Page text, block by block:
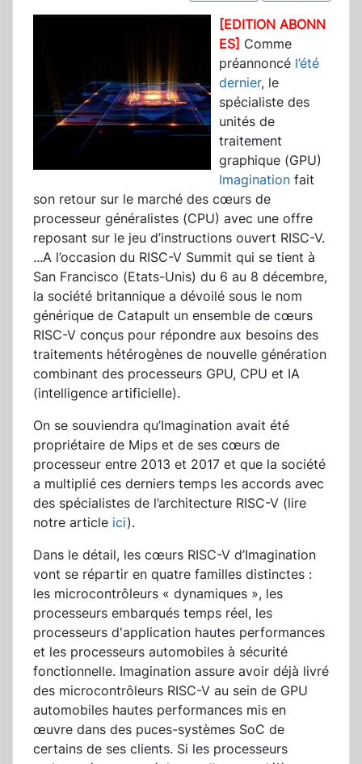
[EDITION ABONN
ES] Comme
préannoncé l’été
dernier, le
spécialiste des
unités de
traitement
graphique (GPU)
Imagination fait
son retour sur le marché des cœurs de
processeur généralistes (CPU) avec une offre
reposant sur le jeu d’instructions ouvert RISC-V.
...A l’occasion du RISC-V Summit qui se tient à
San Francisco (Etats-Unis) du 6 au 8 décembre,
la société britannique a dévoilé sous le nom
générique de Catapult un ensemble de cœurs
RISC-V conçus pour répondre aux besoins des
traitements hétérogènes de nouvelle génération
combinant des processeurs GPU, CPU et IA
(intelligence artificielle).
On se souviendra qu’Imagination avait été
propriétaire de Mips et de ses cœurs de
processeur entre 2013 et 2017 et que la société
a multiplié ces derniers temps les accords avec
des spécialistes de l’architecture RISC-V (lire
notre article ici).
Dans le détail, les cœurs RISC-V d’Imagination
vont se répartir en quatre familles distinctes :
les microcontrôleurs « dynamiques », les
processeurs embarqués temps réel, les
processeurs d'application hautes performances
et les processeurs automobiles à sécurité
fonctionnelle. Imagination assure avoir déjà livré
des microcontrôleurs RISC-V au sein de GPU
automobiles hautes performances mis en
œuvre dans des puces-systèmes SoC de
certains de ses clients. Si les processeurs